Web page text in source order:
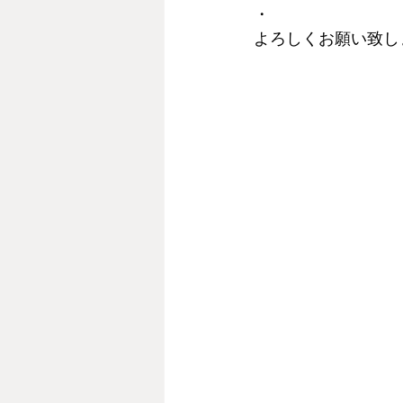
・
よろしくお願い致